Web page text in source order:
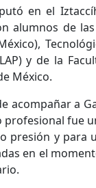
en el
alumnos de
y de la
México.
acompañar a
profesional fue
presión y para
en el